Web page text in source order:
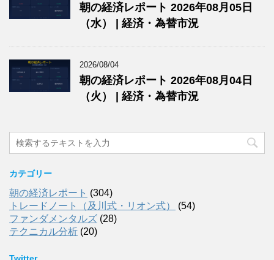
朝の経済レポート 2026年08月05日
（水） | 経済・為替市況
2026/08/04
朝の経済レポート 2026年08月04日
（火） | 経済・為替市況
カテゴリー
朝の経済レポート (304)
トレードノート（及川式・リオン式）
(54)
ファンダメンタルズ (28)
テクニカル分析 (20)